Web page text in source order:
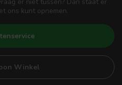
ons kunt opnemen.
Winkel